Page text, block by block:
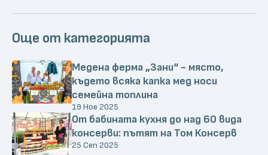
Още от категорията
Медена ферма „Зани“ - място,
където всяка капка мед носи
семейна топлина
19 Ное 2025
От бабината кухня до над 60 вида
консерви: пътят на Том Консерв
25 Сеп 2025